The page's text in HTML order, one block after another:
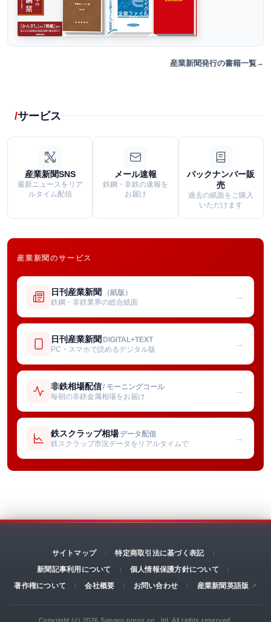
産業新聞発行の書籍一覧
サービス
産業新聞SNS
最新ニュースをリア
ルタイム配信
メール速報
鉄鋼・非鉄の速報を
お届け
バックナンバー販
売
過去の紙面をご購入
いただけます
産業新聞のサービス
日刊産業新聞 （紙版）
鉄鋼・非鉄業界の総合紙面
→
日刊産業新聞 DIGITAL+TEXT
PC・スマホで読めるデジタル版
→
非鉄相場配信/ モーニングコール
毎朝の非鉄金属相場をお届け
→
鉄スクラップ相場 データ配信
鉄スクラップ市況データをリアルタイムで
→
サイトマップ
特定商取引法に基づく表記
新聞記事利用について
個人情報保護方針について
著作権について
会社概要 お問い合わせ 産業新聞英語版
Copyright (c) 2026 Sangyo press co., ltd. All rights reserved.